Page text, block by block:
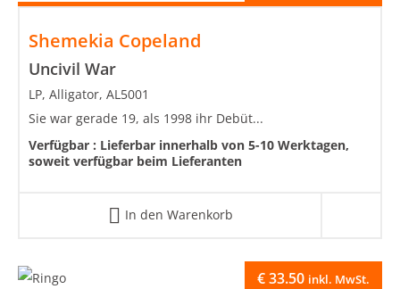
Shemekia Copeland
Uncivil War
LP, Alligator, AL5001
Sie war gerade 19, als 1998 ihr Debüt...
Verfügbar : Lieferbar innerhalb von 5-10 Werktagen,
soweit verfügbar beim Lieferanten
In den Warenkorb
€33.50 inkl. MwSt.